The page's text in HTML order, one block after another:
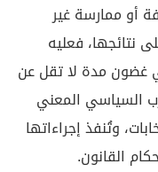
أو ممارسة غير
نتائجها، فعليه
غضون مدة لا تقل عن
السياسي المعني
وتُنفذ إجراءاتها
القانون.